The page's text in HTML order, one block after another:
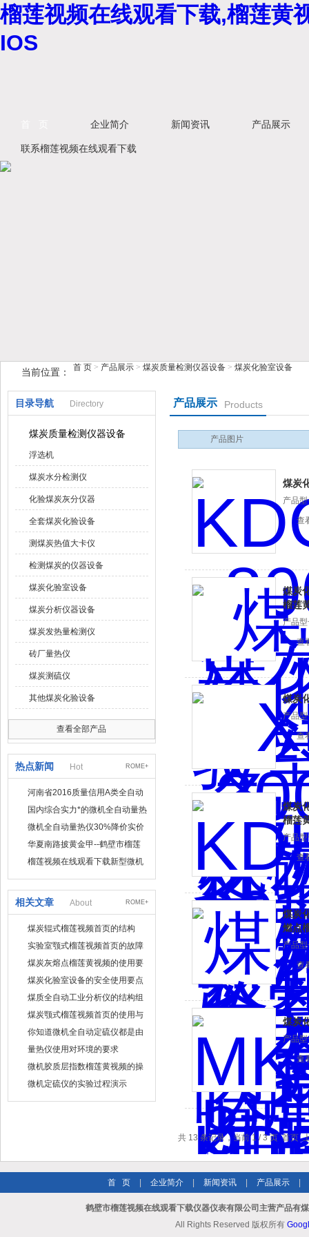
榴莲视频在线观看下载,榴莲黄
IOS
鹤壁市榴莲视频在线观看下载仪器仪表有限公司
企业简介 新闻资讯 产品展示
联系榴莲视频在线观看下载
当前位置： 首 页 > 产品展示 > 煤炭质量检测仪器设备 > 煤炭化验室设备
目录导航 Directory
煤炭质量检测仪器设备
浮选机
煤炭水分检测仪
化验煤炭灰分仪器
全套煤炭化验设备
测煤炭热值大卡仪
检测煤炭的仪器设备
煤炭化验室设备
煤炭分析仪器设备
煤炭发热量检测仪
砖厂量热仪
煤炭测硫仪
其他煤炭化验设备
查看全部产品
热点新闻 Hot ROME+
河南省2016质量信用A类全自动
量热仪
国内综合实力*的微机全自动量热
仪制造企业
微机全自动量热仪30%降价实价
出售
华夏南路披黄金甲--鹤壁市榴莲
视频在线观看下载仪器仪表有限
榴莲视频在线观看下载新型微机
相关文章 About ROME+
煤炭辊式榴莲视频首页的结构
实验室颚式榴莲视频首页的故障
维修
煤炭灰熔点榴莲黄视频的使用要
点
煤炭化验室设备的安全使用要点
煤质全自动工业分析仪的结构组
成
煤炭颚式榴莲视频首页的使用与
仪器维护
你知道微机全自动定硫仪都是由
哪些结构部分组成的吗
量热仪使用对环境的要求
微机胶质层指数榴莲黄视频的操
作要求
微机定硫仪的实验过程演示
产品展示 Products
产品图片
煤炭
产品型号
查
煤炭
榴莲
产品型
查
煤炭
产品型号
查
煤炭
榴莲
产品型号
查
煤炭
燃点
产品型号
查
煤炭
产品型
查
共 13 条记录，当前 1 / 3 页 首页
首 页 企业简介 新闻资讯 产品展示
鹤壁市榴莲视频在线观看下载仪器仪表有限公司主营产品有
All Rights Reserved 版权所有